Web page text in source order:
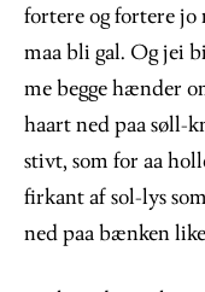
fortere og fortere
maa bli gal. Og jei
me begge hænder
haart ned paa søll-
stivt, som for aa
firkant af sol-lys
ned paa bænken